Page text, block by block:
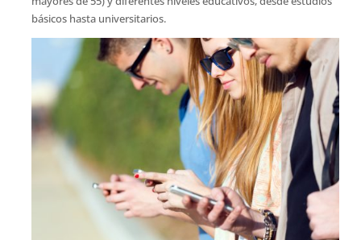
básicos hasta universitarios.